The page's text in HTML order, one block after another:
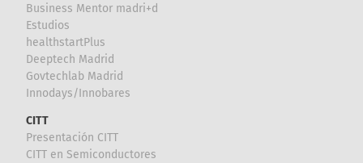
Business Mentor madri+d
Estudios
healthstartPlus
Deeptech Madrid
Govtechlab Madrid
Innodays/Innobares
CITT
Presentación CITT
CITT en Semiconductores